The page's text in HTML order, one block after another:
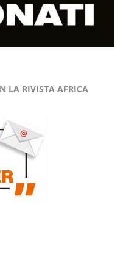
LA RIVISTA AFRICA